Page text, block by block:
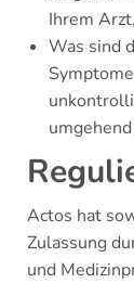
Ihrem
Was sind
Actos hat
Zulassung
und